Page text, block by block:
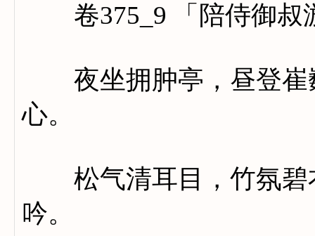
卷375_9 「陪侍御叔
夜坐拥肿亭，昼登崔
心。
松气清耳目，竹氛碧
吟。